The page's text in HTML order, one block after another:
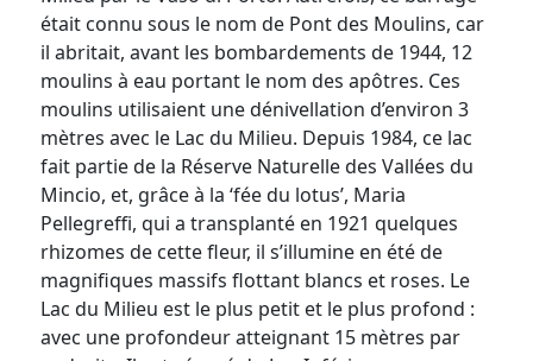
était connu sous le nom de Pont des Moulins, car
il abritait, avant les bombardements de 1944, 12
moulins à eau portant le nom des apôtres. Ces
moulins utilisaient une dénivellation d’environ 3
mètres avec le Lac du Milieu. Depuis 1984, ce lac
fait partie de la Réserve Naturelle des Vallées du
Mincio, et, grâce à la ‘fée du lotus’, Maria
Pellegreffi, qui a transplanté en 1921 quelques
rhizomes de cette fleur, il s’illumine en été de
magnifiques massifs flottant blancs et roses. Le
Lac du Milieu est le plus petit et le plus profond :
avec une profondeur atteignant 15 mètres par